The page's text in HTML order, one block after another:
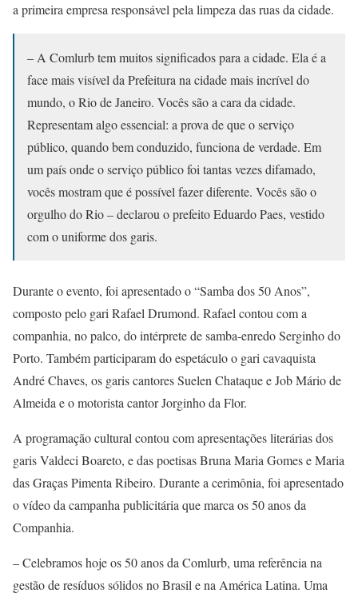
a primeira empresa responsável pela limpeza das ruas da cidade.
– A Comlurb tem muitos significados para a cidade. Ela é a
face mais visível da Prefeitura na cidade mais incrível do
mundo, o Rio de Janeiro. Vocês são a cara da cidade.
Representam algo essencial: a prova de que o serviço
público, quando bem conduzido, funciona de verdade. Em
um país onde o serviço público foi tantas vezes difamado,
vocês mostram que é possível fazer diferente. Vocês são o
orgulho do Rio – declarou o prefeito Eduardo Paes, vestido
com o uniforme dos garis.
Durante o evento, foi apresentado o “Samba dos 50 Anos”,
composto pelo gari Rafael Drumond. Rafael contou com a
companhia, no palco, do intérprete de samba-enredo Serginho do
Porto. Também participaram do espetáculo o gari cavaquista
André Chaves, os garis cantores Suelen Chataque e Job Mário de
Almeida e o motorista cantor Jorginho da Flor.
A programação cultural contou com apresentações literárias dos
garis Valdeci Boareto, e das poetisas Bruna Maria Gomes e Maria
das Graças Pimenta Ribeiro. Durante a cerimônia, foi apresentado
o vídeo da campanha publicitária que marca os 50 anos da
Companhia.
– Celebramos hoje os 50 anos da Comlurb, uma referência na
gestão de resíduos sólidos no Brasil e na América Latina. Uma